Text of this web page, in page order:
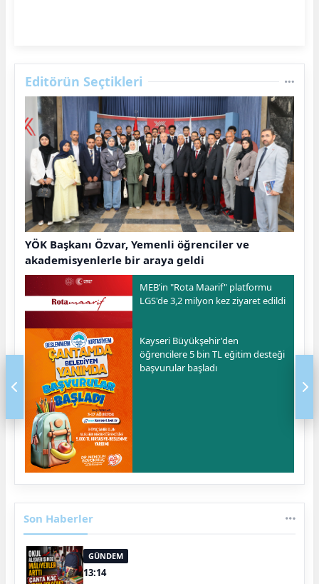
Editörün Seçtikleri
YÖK Başkanı Özvar, Yemenli öğrenciler ve
akademisyenlerle bir araya geldi
MEB’in "Rota Maarif" platformu
LGS'de 3,2 milyon kez ziyaret edildi
Kayseri Büyükşehir'den
öğrencilere 5 bin TL eğitim desteği
başvurular başladı
Son Haberler
GÜNDEM
13:14